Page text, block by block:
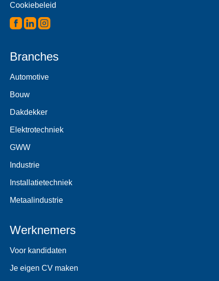
Cookiebeleid
Branches
Automotive
Bouw
Dakdekker
Elektrotechniek
GWW
Industrie
Installatietechniek
Metaalindustrie
Werknemers
Voor kandidaten
Je eigen CV maken